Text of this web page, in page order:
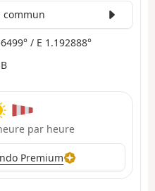
commun
/ E 1.192888°
par heure
Premium